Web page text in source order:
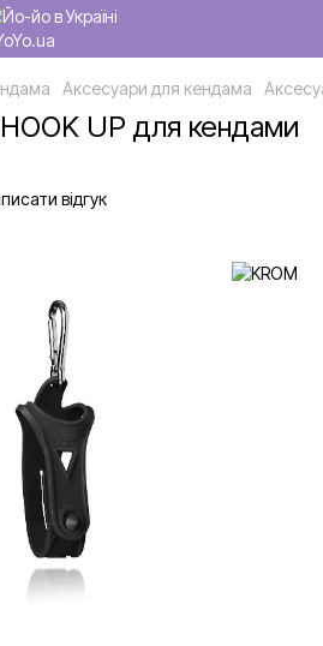
Аксесуари для кендама
UP для кендами
відгук